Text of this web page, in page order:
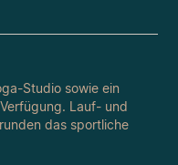
Studio sowie ein
Lauf- und
das sportliche